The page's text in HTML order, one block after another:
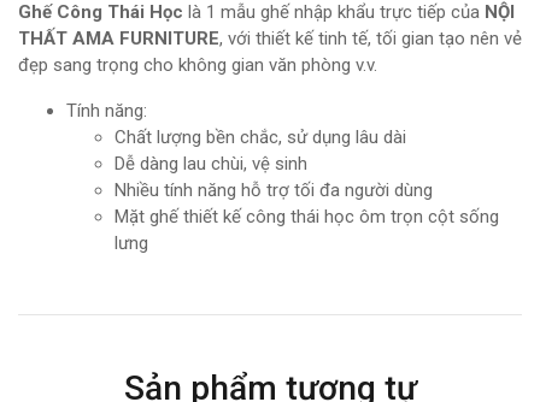
Ghế Công Thái Học là 1 mẫu ghế nhập khẩu trực tiếp của NỘI
THẤT AMA FURNITURE, với thiết kế tinh tế, tối gian tạo nên vẻ
đẹp sang trọng cho không gian văn phòng v.v.
Tính năng:
Chất lượng bền chắc, sử dụng lâu dài
Dễ dàng lau chùi, vệ sinh
Nhiều tính năng hỗ trợ tối đa người dùng
Mặt ghế thiết kế công thái học ôm trọn cột sống
lưng
Sản phẩm tương tự